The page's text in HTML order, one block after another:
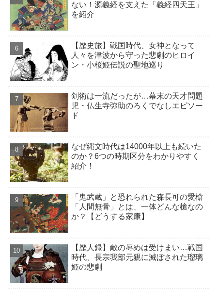
ない！源義経を支えた「義経四天王」
を紹介
【歴史旅】戦国時代、女神となって
人々を津波から守った悲劇のヒロイ
ン・小桜姫伝説の聖地巡り
剣術は一流だったが…幕末の天才問題
児・仏生寺弥助のろくでなしエピソー
ド
なぜ縄文時代は14000年以上も続いた
のか？6つの時期区分をわかりやすく
紹介！
「鬼武蔵」と恐れられた森長可の愛槍
「人間無骨」とは、一体どんな槍なの
か？【どうする家康】
【歴人録】敵の辱めは受けまい…戦国
時代、長宗我部元親に滅ぼされた瑠璃
姫の悲劇